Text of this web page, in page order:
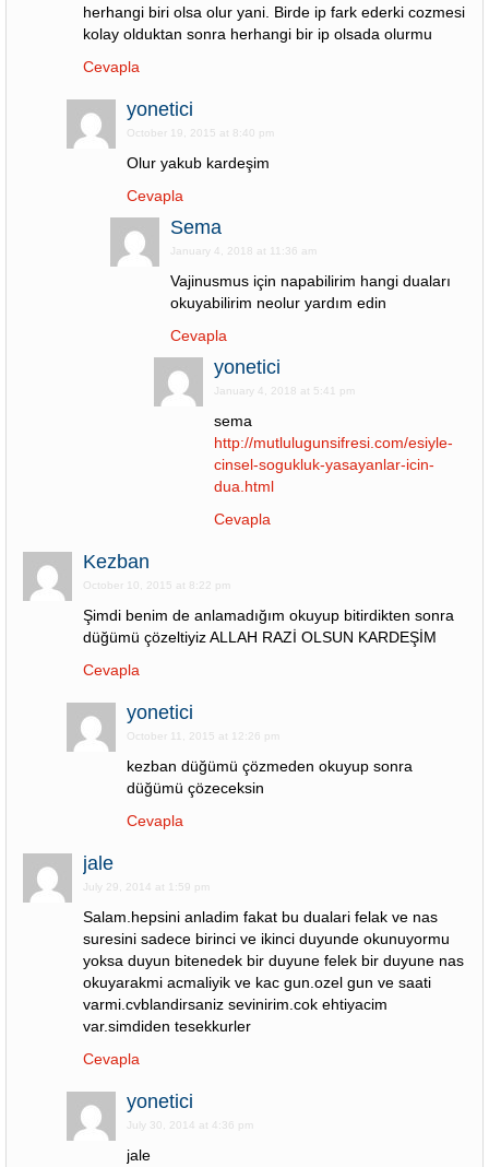
herhangi biri olsa olur yani. Birde ip fark ederki cozmesi
kolay olduktan sonra herhangi bir ip olsada olurmu
Cevapla
yonetici
October 19, 2015 at 8:40 pm
Olur yakub kardeşim
Cevapla
Sema
January 4, 2018 at 11:36 am
Vajinusmus için napabilirim hangi duaları
okuyabilirim neolur yardım edin
Cevapla
yonetici
January 4, 2018 at 5:41 pm
sema
http://mutlulugunsifresi.com/esiyle-
cinsel-sogukluk-yasayanlar-icin-
dua.html
Cevapla
Kezban
October 10, 2015 at 8:22 pm
Şimdi benim de anlamadığım okuyup bitirdikten sonra
düğümü çözeltiyiz ALLAH RAZİ OLSUN KARDEŞİM
Cevapla
yonetici
October 11, 2015 at 12:26 pm
kezban düğümü çözmeden okuyup sonra
düğümü çözeceksin
Cevapla
jale
July 29, 2014 at 1:59 pm
Salam.hepsini anladim fakat bu dualari felak ve nas
suresini sadece birinci ve ikinci duyunde okunuyormu
yoksa duyun bitenedek bir duyune felek bir duyune nas
okuyarakmi acmaliyik ve kac gun.ozel gun ve saati
varmi.cvblandirsaniz sevinirim.cok ehtiyacim
var.simdiden tesekkurler
Cevapla
yonetici
July 30, 2014 at 4:36 pm
jale